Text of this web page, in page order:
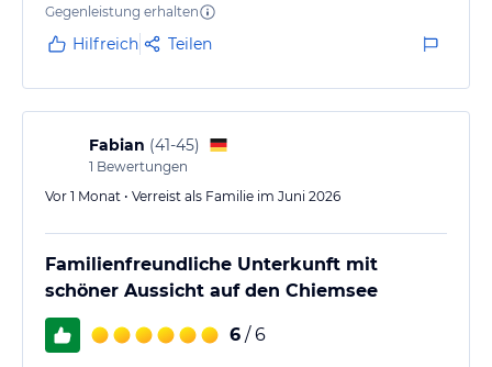
Gegenleistung erhalten
Hilfreich Teilen
Fabian (41-45)
1 Bewertungen
Vor 1 Monat • Verreist als Familie im Juni 2026
Familienfreundliche Unterkunft mit
schöner Aussicht auf den Chiemsee
6 / 6